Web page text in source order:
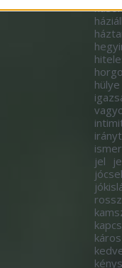
hülye
jel
rossz
káros